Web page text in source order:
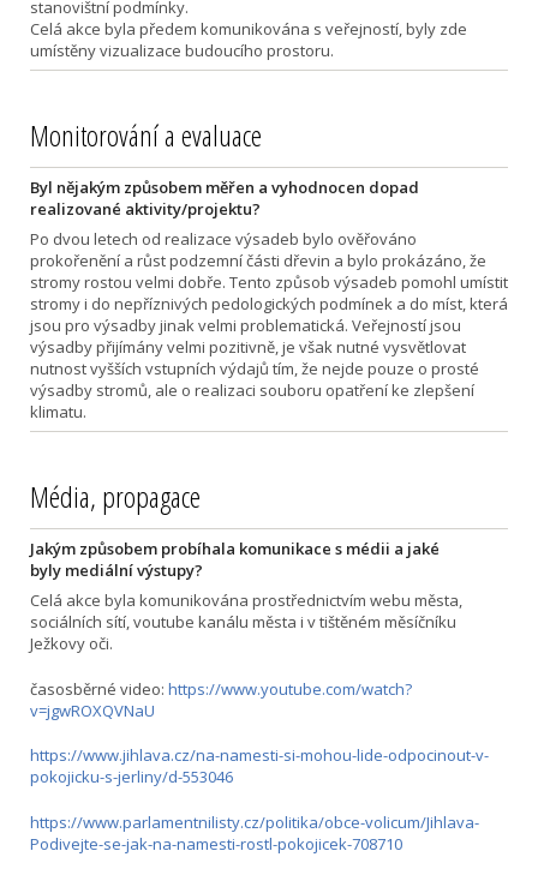
stanovištní podmínky.
Celá akce byla předem komunikována s veřejností, byly zde
umístěny vizualizace budoucího prostoru.
Monitorování a evaluace
Byl nějakým způsobem měřen a vyhodnocen dopad
realizované aktivity/projektu?
Po dvou letech od realizace výsadeb bylo ověřováno
prokořenění a růst podzemní části dřevin a bylo prokázáno, že
stromy rostou velmi dobře. Tento způsob výsadeb pomohl umístit
stromy i do nepříznivých pedologických podmínek a do míst, která
jsou pro výsadby jinak velmi problematická. Veřejností jsou
výsadby přijímány velmi pozitivně, je však nutné vysvětlovat
nutnost vyšších vstupních výdajů tím, že nejde pouze o prosté
výsadby stromů, ale o realizaci souboru opatření ke zlepšení
klimatu.
Média, propagace
Jakým způsobem probíhala komunikace s médii a jaké
byly mediální výstupy?
Celá akce byla komunikována prostřednictvím webu města,
sociálních sítí, voutube kanálu města i v tištěném měsíčníku
Ježkovy oči.
časosběrné video: https://www.youtube.com/watch?
v=jgwROXQVNaU
https://www.jihlava.cz/na-namesti-si-mohou-lide-odpocinout-v-
pokojicku-s-jerliny/d-553046
https://www.parlamentnilisty.cz/politika/obce-volicum/Jihlava-
Podivejte-se-jak-na-namesti-rostl-pokojicek-708710